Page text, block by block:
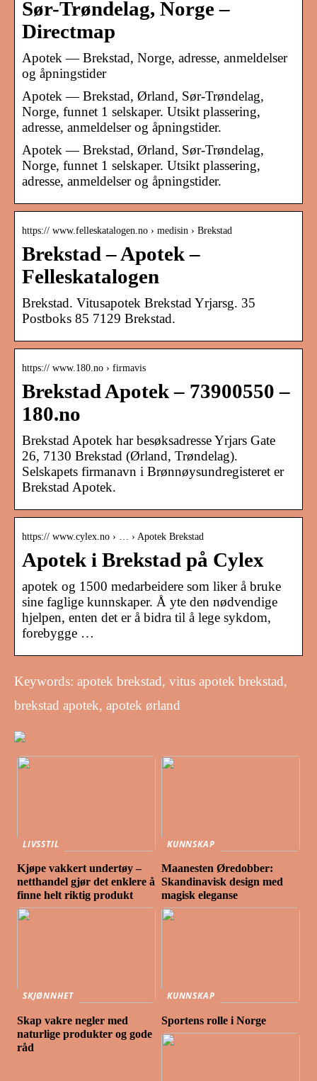
Sør-Trøndelag, Norge –
Directmap
Apotek — Brekstad, Norge, adresse, anmeldelser
og åpningstider
Apotek — Brekstad, Ørland, Sør-Trøndelag,
Norge, funnet 1 selskaper. Utsikt plassering,
adresse, anmeldelser og åpningstider.
Apotek — Brekstad, Ørland, Sør-Trøndelag,
Norge, funnet 1 selskaper. Utsikt plassering,
adresse, anmeldelser og åpningstider.
https:// www.felleskatalogen.no › medisin › Brekstad
Brekstad – Apotek –
Felleskatalogen
Brekstad. Vitusapotek Brekstad Yrjarsg. 35
Postboks 85 7129 Brekstad.
https:// www.180.no › firmavis
Brekstad Apotek – 73900550 –
180.no
Brekstad Apotek har besøksadresse Yrjars Gate
26, 7130 Brekstad (Ørland, Trøndelag).
Selskapets firmanavn i Brønnøysundregisteret er
Brekstad Apotek.
https:// www.cylex.no › … › Apotek Brekstad
Apotek i Brekstad på Cylex
apotek og 1500 medarbeidere som liker å bruke
sine faglige kunnskaper. Å yte den nødvendige
hjelpen, enten det er å bidra til å lege sykdom,
forebygge …
Keywords: apotek brekstad, vitus apotek brekstad,
brekstad apotek, apotek ørland
LIVSSTIL
Kjøpe vakkert undertøy –
netthandel gjør det enklere å
finne helt riktig produkt
KUNNSKAP
Maanesten Øredobber:
Skandinavisk design med
magisk eleganse
SKJØNNHET
Skap vakre negler med
naturlige produkter og gode
råd
KUNNSKAP
Sportens rolle i Norge